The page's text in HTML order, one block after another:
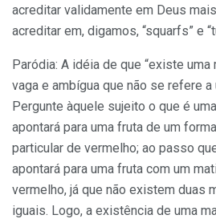
acreditar validamente em Deus
acreditar em, digamos, “squarfs” e
Paródia: A idéia de que “existe uma
vaga e ambígua que não se refere a
Pergunte àquele sujeito o que é
apontará para uma fruta de um
particular de vermelho; ao passo
apontará para uma fruta com um
vermelho, já que não existem duas
iguais. Logo, a existência de uma